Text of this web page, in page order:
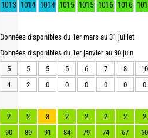
1013 1014 1014 1015 1015 1016 1016
Données disponibles du 1er mars au 31 juillet
Données disponibles du 1er janvier au 30 juin
5
5 5 5 6 7 8
10
4
2 0 0 0 0 0 0
2 2 3 2 2 2 2
2
90
89 91 84 79 74 67
60